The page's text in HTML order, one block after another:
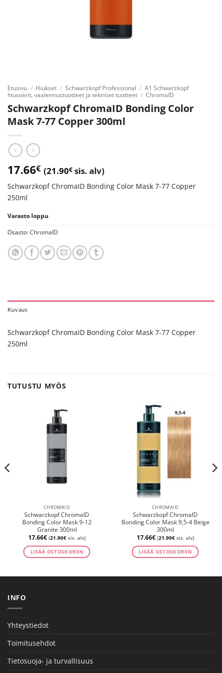
Etusivu / Hiukset / Schwarzkopf Professional / A1 Schwarzkopf
hiusvärit, vaalennustuotteet ja tekniset tuotteet / ChromaID
Schwarzkopf ChromaID Bonding Color
Mask 7-77 Copper 300ml
17.66€ (21.90€sis. alv)
Schwarzkopf ChromaID Bonding Color Mask 7-77 Copper
250ml
Varasto loppu
Osasto: ChromaID
Kuvaus
Schwarzkopf ChromaID Bonding Color Mask 7-77 Copper
250ml
TUTUSTU MYÖS
CHROMAID
Schwarzkopf ChromaID
Bonding Color Mask 9-12
Granite 300ml
17.66€ (21.90€sis. alv)
LISÄÄ OSTOSKORIIN
CHROMAID
Schwarzkopf ChromaID
Bonding Color Mask 9,5-4 Beige
300ml
17.66€ (21.90€sis. alv)
LISÄÄ OSTOSKORIIN
INFO
Yhteystiedot
Toimitusehdot
Tietosuoja- ja turvallisuus